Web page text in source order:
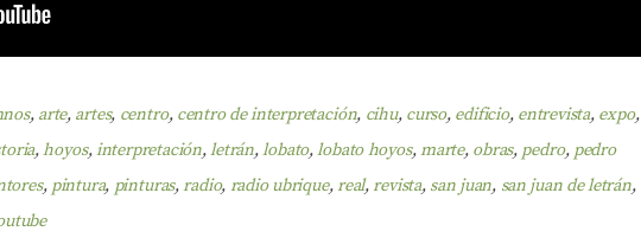
, arte, artes, centro, centro de interpretación, cihu, curso, edificio, entrevista, expo,
,hoyos,interpretación,letrán,lobato,lobato hoyos,marte, obras, pedro, pedro
, pintura, pinturas,radio, radio ubrique,real,revista, san juan, san juan de letrán,